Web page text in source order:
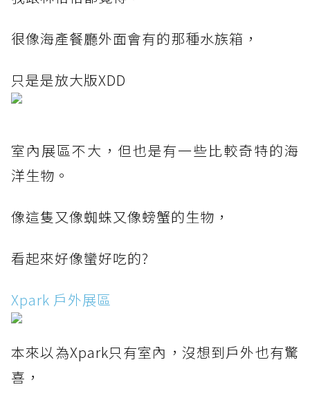
很像海產餐廳外面會有的那種水族箱，
只是是放大版XDD
室內展區不大，但也是有一些比較奇特的海
洋生物。
像這隻又像蜘蛛又像螃蟹的生物，
看起來好像蠻好吃的?
Xpark 戶外展區
本來以為Xpark只有室內，沒想到戶外也有驚
喜，